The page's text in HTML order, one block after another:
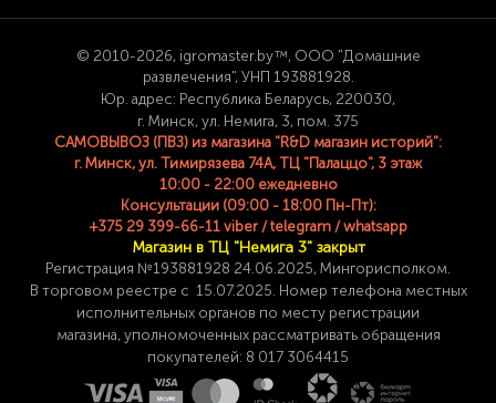
© 2010-2026, igromaster.by™, ООО "Домашние
развлечения", УНП 193881928.
Юр. адрес: Республика Беларусь, 220030,
г. Минск, ул. Немига, 3, пом. 375
САМОВЫВОЗ (ПВЗ) из магазина "R&D магазин историй":
г. Минск, ул. Тимирязева 74A, ТЦ "Палаццо", 3 этаж
10:00 - 22:00 ежедневно
Консультации (09:00 - 18:00 Пн-Пт):
+375 29 399-66-11 viber / telegram / whatsapp
Магазин в ТЦ "Немига 3" закрыт
Регистрация №193881928 24 .06.2025, Мингорисполком.
В торговом реестре с 15.07.2025. Номер телефона местных
исполнительных органов по месту регистрации
магазина,уполномоченных рассматривать обращения
покупателей: 8 017 3064415